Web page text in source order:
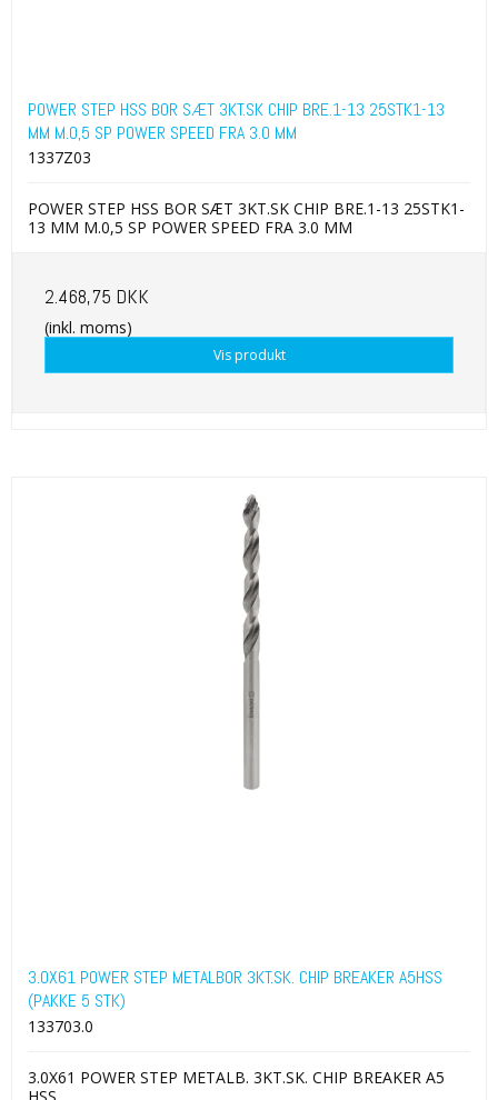
POWER STEP HSS BOR SÆT 3KT.SK CHIP BRE.1-13 25STK1-13
MM M.0,5 SP POWER SPEED FRA 3.0 MM
1337Z03
POWER STEP HSS BOR SÆT 3KT.SK CHIP BRE.1-13 25STK1-
13 MM M.0,5 SP POWER SPEED FRA 3.0 MM
2.468,75 DKK
(inkl. moms)
Vis produkt
3.0X61 POWER STEP METALBOR 3KT.SK. CHIP BREAKER A5HSS
(PAKKE 5 STK)
133703.0
3.0X61 POWER STEP METALB. 3KT.SK. CHIP BREAKER A5
HSS